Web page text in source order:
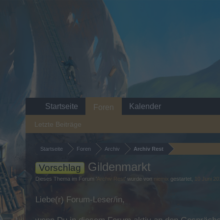
Startseite Foren Archiv Archiv Rest
Vorschlag Gildenmarkt
Dieses Thema im Forum ' Archiv Rest' wurde von niemix gestartet, 10 Juni
Liebe(r) Forum-Leser/in,
Startseite Foren
Letzte Beiträge
Kalender